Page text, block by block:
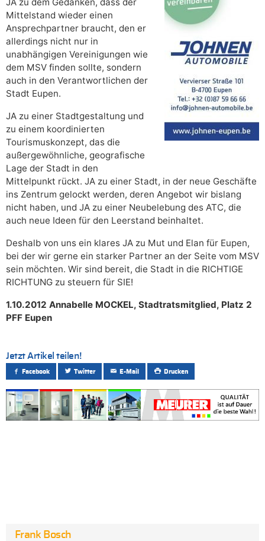
Mittelstand wieder einen
Ansprechpartner braucht, den er
allerdings nicht nur in
unabhängigen Vereinigungen wie
dem MSV finden sollte, sondern
auch in den Verantwortlichen der
Stadt Eupen.
JA zu einer Stadtgestaltung und
zu einem koordinierten
Tourismuskonzept, das die
außergewöhnliche, geografische
Lage der Stadt in den
Mittelpunkt rückt. JA zu einer Stadt, in der neue Geschäfte
ins Zentrum gelockt werden, deren Angebot wir bislang
nicht haben, und JA zu einer Neubelebung des ATC, die
auch neue Ideen für den Leerstand beinhaltet.
Deshalb von uns ein klares JA zu Mut und Elan für Eupen,
bei der wir gerne ein starker Partner an der Seite vom MSV
sein möchten. Wir sind bereit, die Stadt in die RICHTIGE
RICHTUNG zu steuern für SIE!
1.10.2012 Annabelle MOCKEL, Stadtratsmitglied, Platz 2
PFF Eupen
Jetzt Artikel teilen!
Facebook Twitter E-Mail Drucken
Frank Bosch